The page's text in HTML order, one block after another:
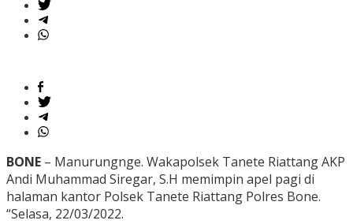
BONE – Manurungnge. Wakapolsek Tanete Riattang AKP
Andi Muhammad Siregar, S.H memimpin apel pagi di
halaman kantor Polsek Tanete Riattang Polres Bone.
“Selasa, 22/03/2022.